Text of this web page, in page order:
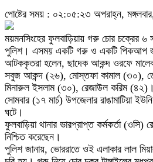
পোষ্টের সময় : ০২:০৫:২৩ অপরাহ্ন,
ময়মনসিংহের ফুলবাড়িয়ায় গরু চোর চক্রের ৬
পুলিশ। এসময় একটি গরু ও একটি পিকআপ
আটককৃতরা হলেন, ছাদেক আকন্দ ওরফে
সবুজ আকন্দ (২৬), মোস্তফা কামাল (৩০),
মিনারুল ইসলাম (৩০), রেজাউল করিম (৪২)।
সোমবার (১৭ মার্চ) উপজেলার রাঙামাটিয়া
ঘটে।
ফুলবাড়িয়া থানার ভারপ্রাপ্ত কর্মকর্তা (ওসি)
নিশ্চিত করেছেন।
পুলিশ জানায়, ভোররাতে ওই এলাকার লাল